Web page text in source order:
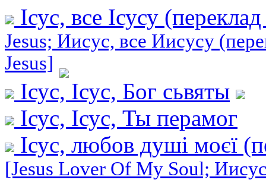
Ісус, все Ісусу
Jesus; Иисус, все Иисусу
Jesus]
Ісус, Ісус, Бог сьвяты
Ісус, Ісус, Ты перамог
Ісус, любов душі моєї
[Jesus Lover Of My Soul;